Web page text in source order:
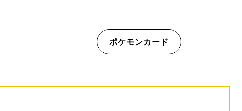
ポケモンカード